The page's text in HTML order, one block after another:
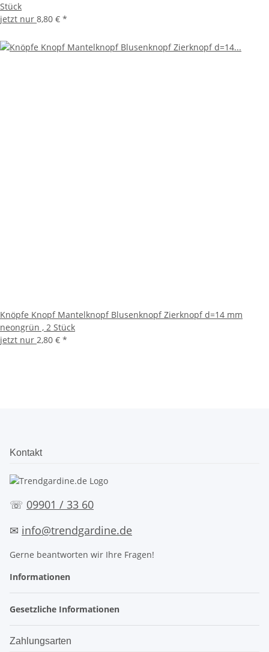
Stück
jetzt nur 8,80 € *
Knöpfe Knopf Mantelknopf Blusenknopf Zierknopf d=14 mm
neongrün , 2 Stück
jetzt nur 2,80 € *
Kontakt
☏ 09901 / 33 60
✉ info@trendgardine.de
Gerne beantworten wir Ihre Fragen!
Informationen
Gesetzliche Informationen
Zahlungsarten